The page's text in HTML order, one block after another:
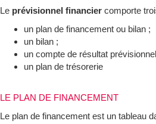
Le prévisionnel financier comporte
un plan de financement ou bilan ;
un bilan ;
un compte de résultat
un plan de trésorerie
LE PLAN DE FINANCEMENT
Le plan de financement est un tableau